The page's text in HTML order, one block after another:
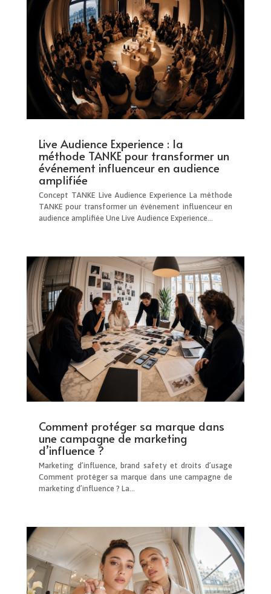
Live Audience Experience : la
méthode TANKE pour transformer un
événement influenceur en audience
amplifiée
Concept TANKE Live Audience Experience La méthode
TANKE pour transformer un événement influenceur en
audience amplifiée Une Live Audience Experience...
Comment protéger sa marque dans
une campagne de marketing
d’influence ?
Marketing d’influence, brand safety et droits d’usage
Comment protéger sa marque dans une campagne de
marketing d’influence ? La...